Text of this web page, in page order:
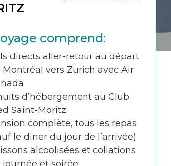
comprend:
directs aller-retour au départ
Montréal vers Zurich avec Air
d’hébergement au Club
Saint-Moritz
complète, tous les repas
le diner du jour de l’arrivée)
alcoolisées et collations
journée et soirée